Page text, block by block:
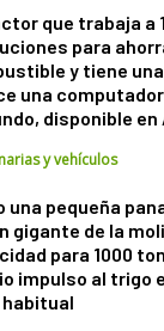
que trabaja a
para
y tiene
una
disponible
y vehículos
una pequeña
gigante de la
para 1000
impulso al trigo
habitual